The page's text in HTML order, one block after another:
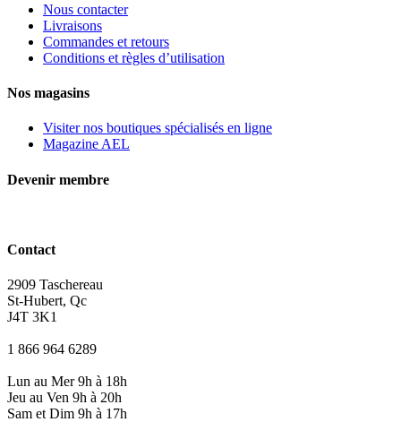
Nous contacter
Livraisons
Commandes et retours
Conditions et règles d’utilisation
Nos magasins
Visiter nos boutiques spécialisés en ligne
Magazine AEL
Devenir membre
Contact
2909 Taschereau
St-Hubert, Qc
J4T 3K1
1 866 964 6289
Lun au Mer 9h à 18h
Jeu au Ven 9h à 20h
Sam et Dim 9h à 17h